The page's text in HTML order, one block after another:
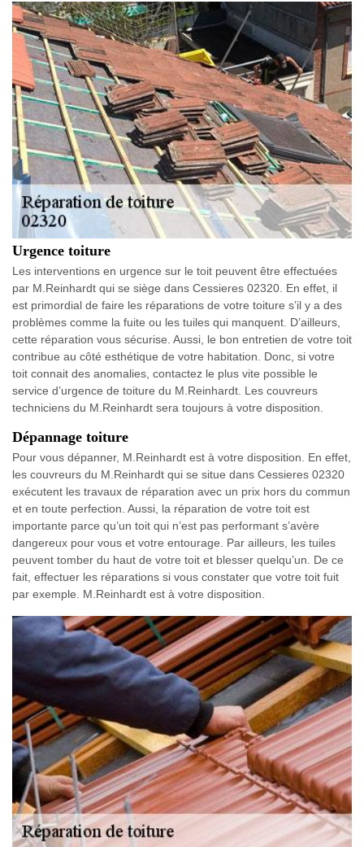
Urgence toiture
Les interventions en urgence sur le toit peuvent être effectuées
par M.Reinhardt qui se siège dans Cessieres 02320. En effet, il
est primordial de faire les réparations de votre toiture s’il y a des
problèmes comme la fuite ou les tuiles qui manquent. D’ailleurs,
cette réparation vous sécurise. Aussi, le bon entretien de votre toit
contribue au côté esthétique de votre habitation. Donc, si votre
toit connait des anomalies, contactez le plus vite possible le
service d’urgence de toiture du M.Reinhardt. Les couvreurs
techniciens du M.Reinhardt sera toujours à votre disposition.
Dépannage toiture
Pour vous dépanner, M.Reinhardt est à votre disposition. En effet,
les couvreurs du M.Reinhardt qui se situe dans Cessieres 02320
exécutent les travaux de réparation avec un prix hors du commun
et en toute perfection. Aussi, la réparation de votre toit est
importante parce qu’un toit qui n’est pas performant s’avère
dangereux pour vous et votre entourage. Par ailleurs, les tuiles
peuvent tomber du haut de votre toit et blesser quelqu’un. De ce
fait, effectuer les réparations si vous constater que votre toit fuit
par exemple. M.Reinhardt est à votre disposition.